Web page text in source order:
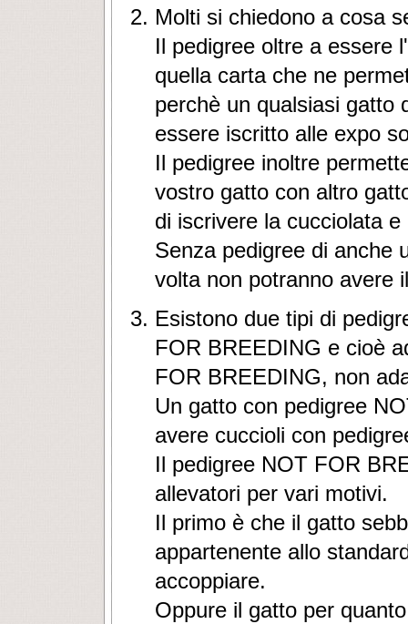
Molti si chiedono a cosa
Il pedigree oltre a essere
quella carta che ne
perchè un qualsiasi gatto
essere iscritto alle expo
Il pedigree inoltre
vostro gatto con altro
di iscrivere la cucciolata
Senza pedigree di anche
volta non potranno avere
Esistono due tipi di
FOR BREEDING e cioè
FOR BREEDING, non
Un gatto con pedigree
avere cuccioli con
Il pedigree NOT FOR
allevatori per vari motivi.
Il primo è che il gatto
appartenente allo
accoppiare.
Oppure il gatto per